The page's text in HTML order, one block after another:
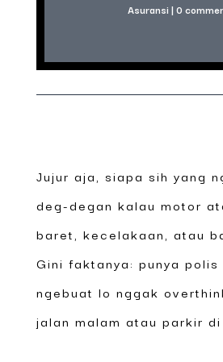
Asuransi | 0
Jujur aja, siapa sih yang
deg-degan kalau motor
baret, kecelakaan, atau
Gini faktanya: punya
ngebuat lo nggak
jalan malam atau parkir di